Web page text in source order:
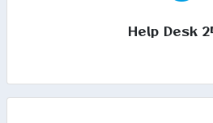
Help Desk